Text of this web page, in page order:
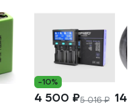
-10%
4 500 ₽5 016 ₽